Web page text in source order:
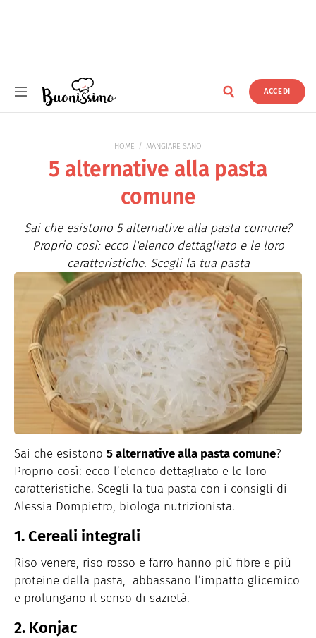
ACCEDI
HOME MANGIARE SANO
5 alternative alla pasta
comune
Sai che esistono 5 alternative alla pasta comune?
Proprio così: ecco l'elenco dettagliato e le loro
caratteristiche. Scegli la tua pasta
Sai che esistono 5 alternative alla pasta comune?
Proprio così: ecco l’elenco dettagliato e le loro
caratteristiche. Scegli la tua pasta con i consigli di
Alessia Dompietro, biologa nutrizionista.
1. Cereali integrali
Riso venere, riso rosso e farro hanno più fibre e più
proteine della pasta, abbassano l’impatto glicemico
e prolungano il senso di sazietà.
2. Konjac